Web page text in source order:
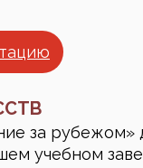
за рубежом»
учебном